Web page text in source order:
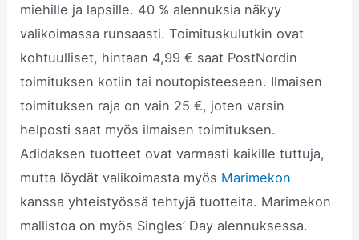
miehille ja lapsille. 40 % alennuksia näkyy
valikoimassa runsaasti. Toimituskulutkin ovat
kohtuulliset, hintaan 4,99 € saat PostNordin
toimituksen kotiin tai noutopisteeseen. Ilmaisen
toimituksen raja on vain 25 €, joten varsin
helposti saat myös ilmaisen toimituksen.
Adidaksen tuotteet ovat varmasti kaikille tuttuja,
mutta löydät valikoimasta myös Marimekon
kanssa yhteistyössä tehtyjä tuotteita. Marimekon
mallistoa on myös Singles’ Day alennuksessa.